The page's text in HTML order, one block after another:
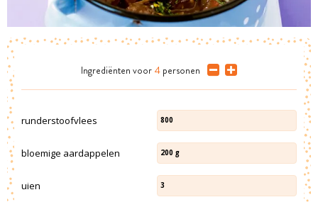
Ingrediënten voor 4 personen
runderstoofvlees 800
bloemige aardappelen 200 g
uien 3